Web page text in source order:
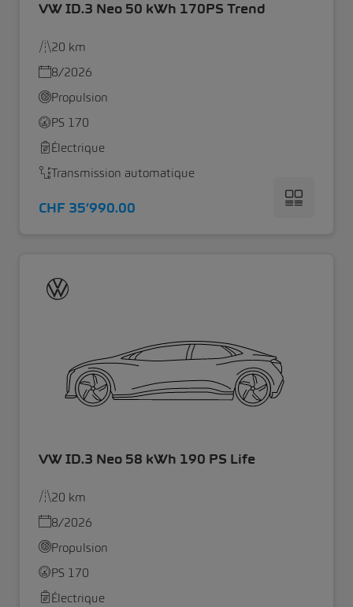
VW ID.3 Neo 50 kWh 170PS Trend
20 km
8/2026
Propulsion
PS 170
Électrique
Transmission automatique
CHF 35’990.00
VW ID.3 Neo 58 kWh 190 PS Life
20 km
8/2026
Propulsion
PS 170
Électrique